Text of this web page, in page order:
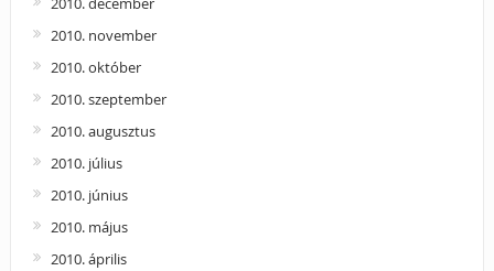
2010. november
2010. október
2010. szeptember
2010. augusztus
2010. július
2010. június
2010. május
2010. április